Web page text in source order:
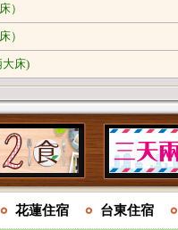
）
）
大床)
花蓮住宿 台東住宿